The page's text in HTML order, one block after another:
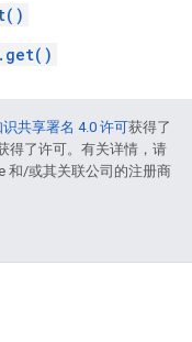
识共享署名 4.0 许可获得了
得了许可。有关详情，请
和/或其关联公司的注册商